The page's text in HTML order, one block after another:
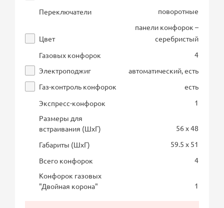
Переключатели
поворотные
Цвет
панели конфорок –
серебристый
Газовых конфорок
4
Электроподжиг
автоматический, есть
Газ-контроль конфорок
есть
Экспресс-конфорок
1
Размеры для
встраивания (ШхГ)
56 x 48
Габариты (ШхГ)
59.5 x 51
Всего конфорок
4
Конфорок газовых
"Двойная корона"
1